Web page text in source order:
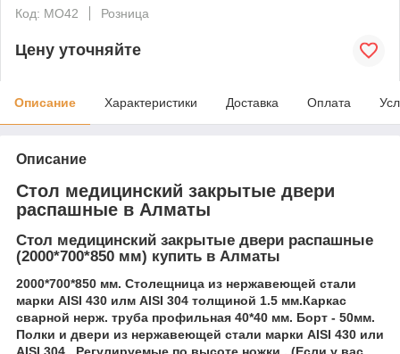
Код: MO42
Розница
Цену уточняйте
Описание Характеристики Доставка Оплата
Описание
Стол медицинский закрытые двери
распашные в Алматы
Стол медицинский закрытые двери распашные
(2000*700*850 мм) купить в Алматы
2000*700*850 мм. Столещница из нержавеющей стали
марки AISI 430 илм AISI 304 толщиной 1.5 мм.Каркас
сварной нерж. труба профильная 40*40 мм. Борт - 50мм.
Полки и двери из нержавеющей стали марки AISI 430 или